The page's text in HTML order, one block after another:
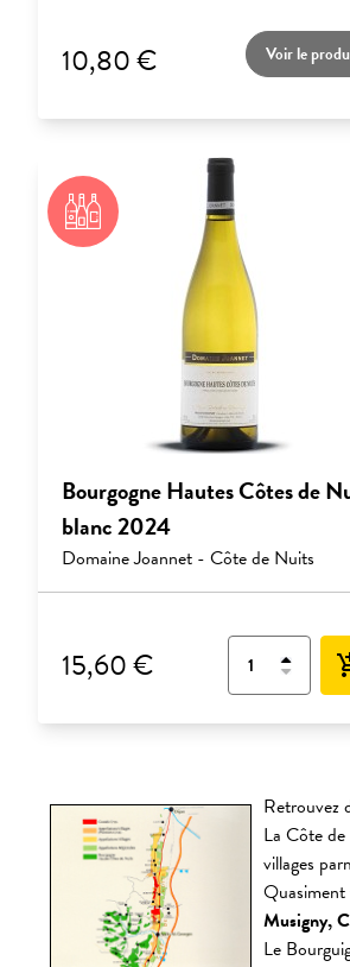
10,80 € Voir le
Bourgogne Hautes Côtes de
blanc 2024
Domaine Joannet - Côte de Nuits
15,60 €
Retrouvez
La Côte
villages
Quasiment
Musigny,
Le